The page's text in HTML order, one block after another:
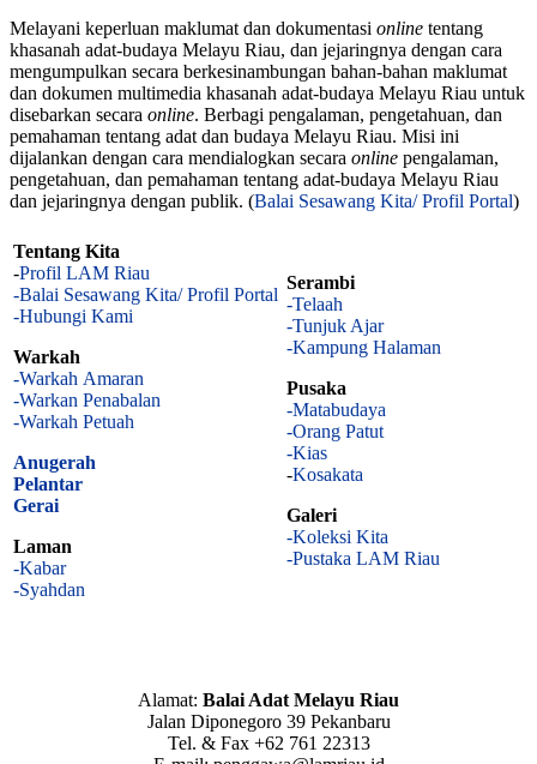
Melayani keperluan maklumat dan dokumentasi online tentang
khasanah adat-budaya Melayu Riau, dan jejaringnya dengan cara
mengumpulkan secara berkesinambungan bahan-bahan maklumat
dan dokumen multimedia khasanah adat-budaya Melayu Riau untuk
disebarkan secara online. Berbagi pengalaman, pengetahuan, dan
pemahaman tentang adat dan budaya Melayu Riau. Misi ini
dijalankan dengan cara mendialogkan secara online pengalaman,
pengetahuan, dan pemahaman tentang adat-budaya Melayu Riau
dan jejaringnya dengan publik. (Balai Sesawang Kita/ Profil Portal)
Tentang Kita
-Profil LAM Riau
-Balai Sesawang Kita/ Profil Portal
-Hubungi Kami
Warkah
-Warkah Amaran
-Warkan Penabalan
-Warkah Petuah
Anugerah
Pelantar
Gerai
Laman
-Kabar
-Syahdan
Serambi
-Telaah
-Tunjuk Ajar
-Kampung Halaman
Pusaka
-Matabudaya
-Orang Patut
-Kias
-Kosakata
Galeri
-Koleksi Kita
-Pustaka LAM Riau
Alamat: Balai Adat Melayu Riau
Jalan Diponegoro 39 Pekanbaru
Tel. & Fax +62 761 22313